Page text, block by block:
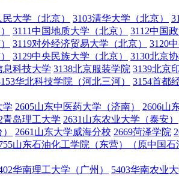
大学（北京） 3103清华大学（北京）
3111中国地质大学（北京） 3112中国
3119对外经济贸易大学（北京） 3120
3129中央民族大学（北京） 3130北京
息科技大学 3138北京服装学院 3139北京
华北科技学院（河北三河） 3154首都
学 2605山东中医药大学（济南） 2606山
青岛理工大学 2631山东农业大学（泰安）
2661山东大学威海分校 2669菏泽学院
山东石油化工学院（东营）（原中国石
华南理工大学（广州） 5403华南农业